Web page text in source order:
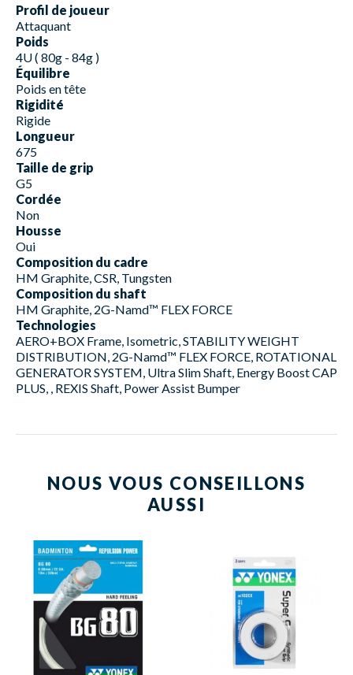
Profil de joueur
Attaquant
Poids
4U ( 80g - 84g )
Équilibre
Poids en tête
Rigidité
Rigide
Longueur
675
Taille de grip
G5
Cordée
Non
Housse
Oui
Composition du cadre
HM Graphite, CSR, Tungsten
Composition du shaft
HM Graphite, 2G-Namd™ FLEX FORCE
Technologies
AERO+BOX Frame, Isometric, STABILITY WEIGHT
DISTRIBUTION, 2G-Namd™ FLEX FORCE, ROTATIONAL
GENERATOR SYSTEM, Ultra Slim Shaft, Energy Boost CAP
PLUS, , REXIS Shaft, Power Assist Bumper
NOUS VOUS CONSEILLONS
AUSSI